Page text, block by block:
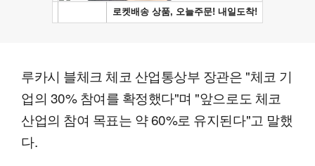
루카시 블체크 체코 산업통상부 장관은 "체코 기
업의 30% 참여를 확정했다"며 "앞으로도 체코
산업의 참여 목표는 약 60%로 유지된다"고 말했
다.